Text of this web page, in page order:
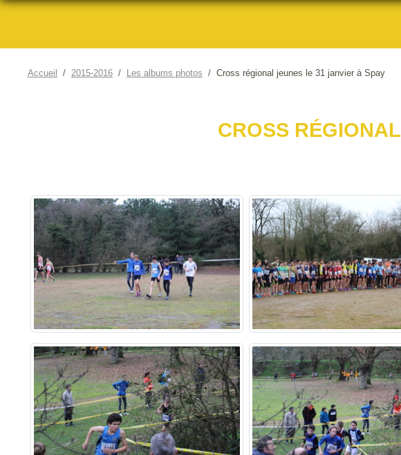
Accueil 2015-2016 Les albums photos Cross régional jeunes le 31 janvier à Spay
CROSS